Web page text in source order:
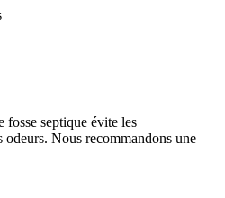
septique évite les
odeurs. Nous recommandons une